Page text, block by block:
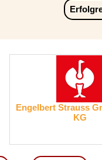
Engelbert Strauss
KG